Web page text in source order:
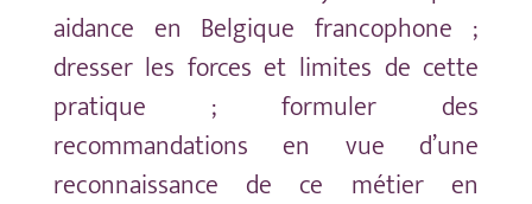
aidance en Belgique francophone ;
dresser les forces et limites de cette
pratique ; formuler des
recommandations en vue d’une
reconnaissance de ce métier en